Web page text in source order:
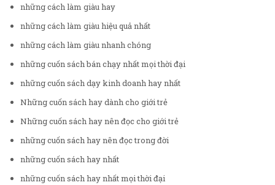
những cách làm giàu hay
những cách làm giàu hiệu quả nhất
những cách làm giàu nhanh chóng
những cuốn sách bán chạy nhất mọi thời đại
những cuốn sách dạy kinh doanh hay nhất
Những cuốn sách hay dành cho giới trẻ
Những cuốn sách hay nên đọc cho giới trẻ
những cuốn sách hay nên đọc trong đời
những cuốn sách hay nhất
những cuốn sách hay nhất mọi thời đại